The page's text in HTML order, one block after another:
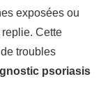
exposées ou
Cette
troubles
psoriasis